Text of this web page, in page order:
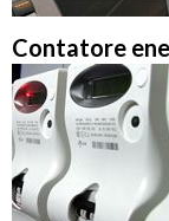
Contatore